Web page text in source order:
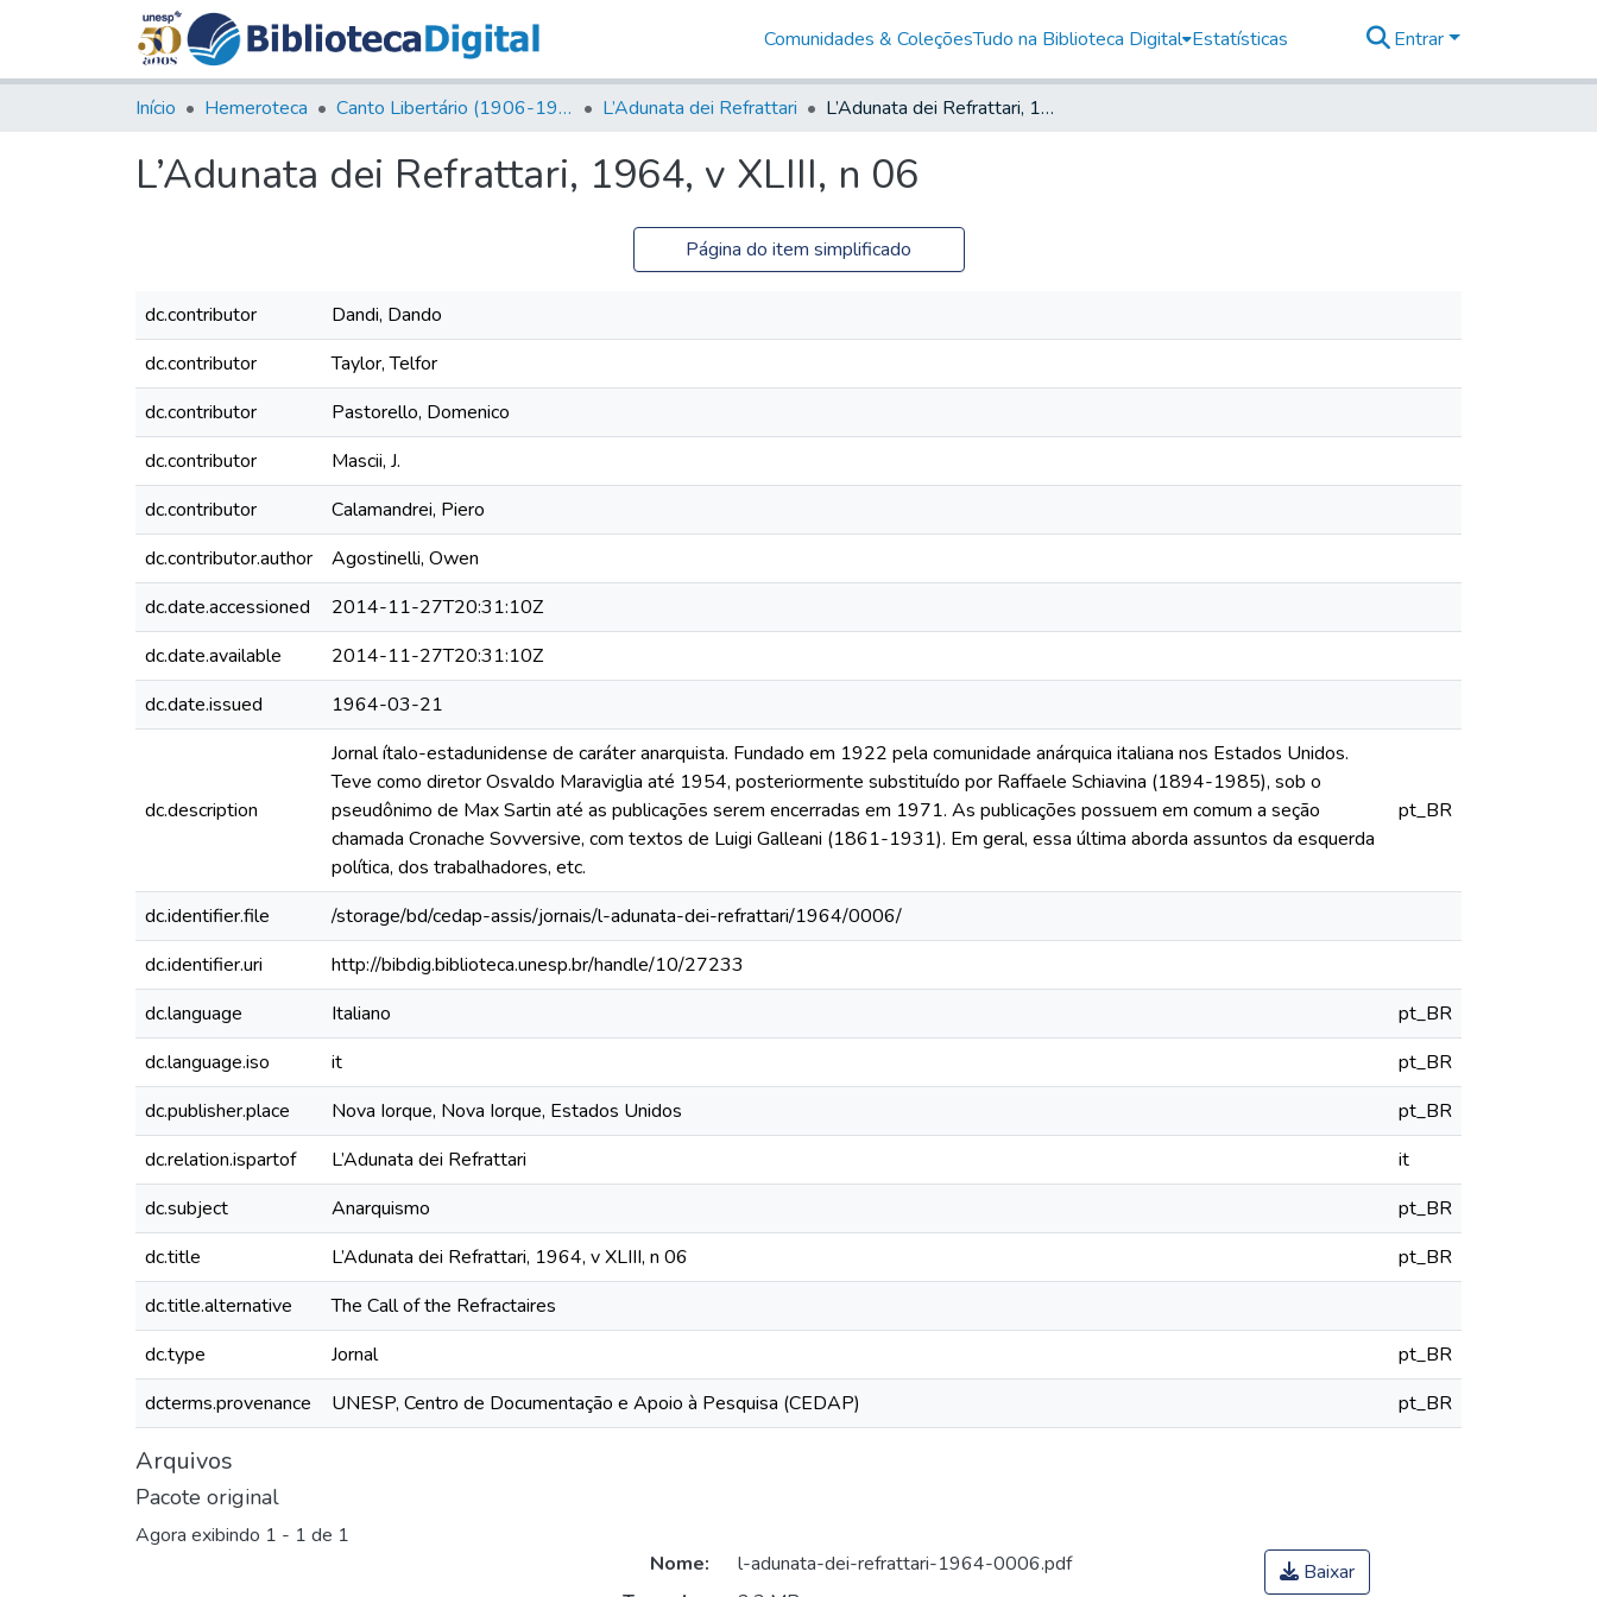
Comunidades & ColeçõesTudo na Biblioteca Digital Estatísticas Entrar
Início Hemeroteca Canto Libertário (1906-1995) L’Adunata dei Refrattari L’Adunata dei Refrattari, 1964, v XLIII, n 06
L’Adunata dei Refrattari, 1964, v XLIII, n 06
Página do item simplificado
dc.contributor
Dandi, Dando
dc.contributor
Taylor, Telfor
dc.contributor
Pastorello, Domenico
dc.contributor
Mascii, J.
dc.contributor
Calamandrei, Piero
dc.contributor.author
Agostinelli, Owen
dc.date.accessioned
2014-11-27T20:31:10Z
dc.date.available
2014-11-27T20:31:10Z
dc.date.issued
1964-03-21
dc.description
Jornal ítalo-estadunidense de caráter anarquista. Fundado em 1922 pela comunidade anárquica italiana nos Estados Unidos.
Teve como diretor Osvaldo Maraviglia até 1954, posteriormente substituído por Raffaele Schiavina (1894-1985), sob o
pseudônimo de Max Sartin até as publicações serem encerradas em 1971. As publicações possuem em comum a seção
chamada Cronache Sovversive, com textos de Luigi Galleani (1861-1931). Em geral, essa última aborda assuntos da esquerda
política, dos trabalhadores, etc.
pt_BR
dc.identifier.file
/storage/bd/cedap-assis/jornais/l-adunata-dei-refrattari/1964/0006/
dc.identifier.uri
http://bibdig.biblioteca.unesp.br/handle/10/27233
dc.language
Italiano
pt_BR
dc.language.iso
it
pt_BR
dc.publisher.place
Nova Iorque, Nova Iorque, Estados Unidos
pt_BR
dc.relation.ispartof
L’Adunata dei Refrattari
it
dc.subject
Anarquismo
pt_BR
dc.title
L’Adunata dei Refrattari, 1964, v XLIII, n 06
pt_BR
dc.title.alternative
The Call of the Refractaires
dc.type
Jornal
pt_BR
dcterms.provenance
UNESP, Centro de Documentação e Apoio à Pesquisa (CEDAP) pt_BR
Arquivos
Pacote original
Agora exibindo 1 - 1 de 1
Nome:
l-adunata-dei-refrattari-1964-0006.pdf
Baixar